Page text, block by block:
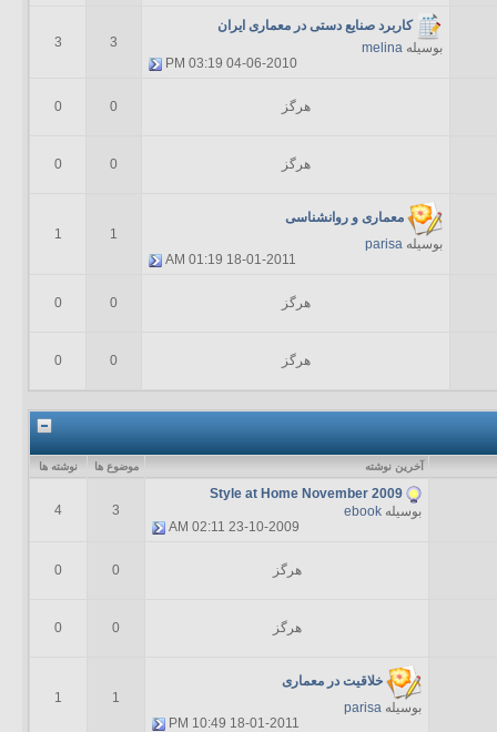
کاربرد صنایع‌ دستی‌ در معماری ایران
بوسیله melina
04-06-2010
03:19 PM
3
3
هرگز 0
0
هرگز 0
0
معماری و روانشناسی
بوسیله parisa
18-01-2011
01:19 AM
1
1
هرگز 0
0
هرگز 0
0
آخرين نوشته موضوع ها نوشته ها
Style at Home November 2009
بوسیله ebook
23-10-2009
02:11 AM
3
4
هرگز 0
0
هرگز 0
0
خلاقیت در معماری
بوسیله parisa
18-01-2011
10:49 PM
1
1